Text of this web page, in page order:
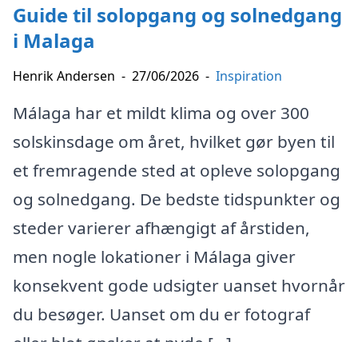
Guide til solopgang og solnedgang
i Malaga
Henrik Andersen - 27/06/2026 - Inspiration
Málaga har et mildt klima og over 300
solskinsdage om året, hvilket gør byen til
et fremragende sted at opleve solopgang
og solnedgang. De bedste tidspunkter og
steder varierer afhængigt af årstiden,
men nogle lokationer i Málaga giver
konsekvent gode udsigter uanset hvornår
du besøger. Uanset om du er fotograf